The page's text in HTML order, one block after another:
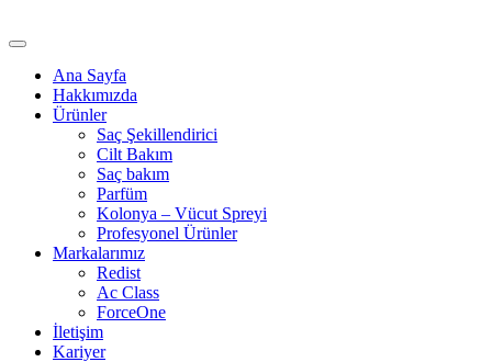
Ana Sayfa
Hakkımızda
Ürünler
Saç Şekillendirici
Cilt Bakım
Saç bakım
Parfüm
Kolonya – Vücut Spreyi
Profesyonel Ürünler
Markalarımız
Redist
Ac Class
ForceOne
İletişim
Kariyer